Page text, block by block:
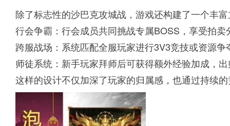
除了标志性的沙巴克攻城战，游戏还构建了一个丰
行会争霸：行会成员共同挑战专属BOSS，享受拍
跨服战场：系统匹配全服玩家进行3V3竞技或资源
师徒系统：新手玩家拜师后可获得额外经验加成，
这样的设计不仅加深了玩家的归属感，也通过持续